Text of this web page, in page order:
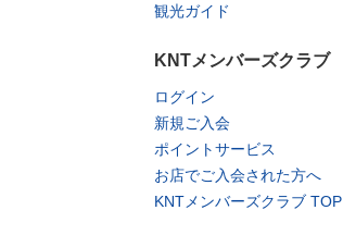
観光ガイド
KNTメンバーズクラブ
ログイン
新規ご入会
ポイントサービス
お店でご入会された方へ
KNTメンバーズクラブ TOP